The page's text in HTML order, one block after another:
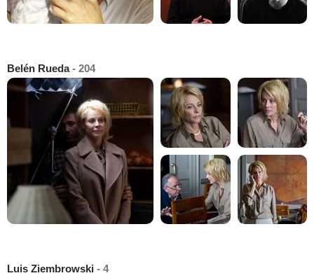
Belén Rueda- 204
Luis Ziembrowski - 4